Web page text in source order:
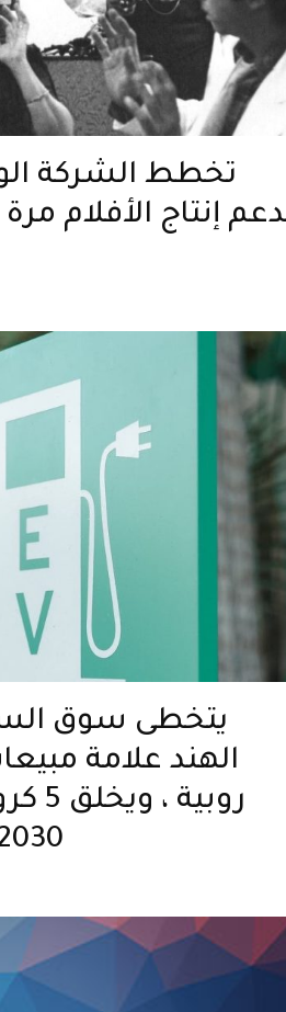
تخطط الشركة
إنتاج الأفلام
يتخطى سوق
2030: المسح